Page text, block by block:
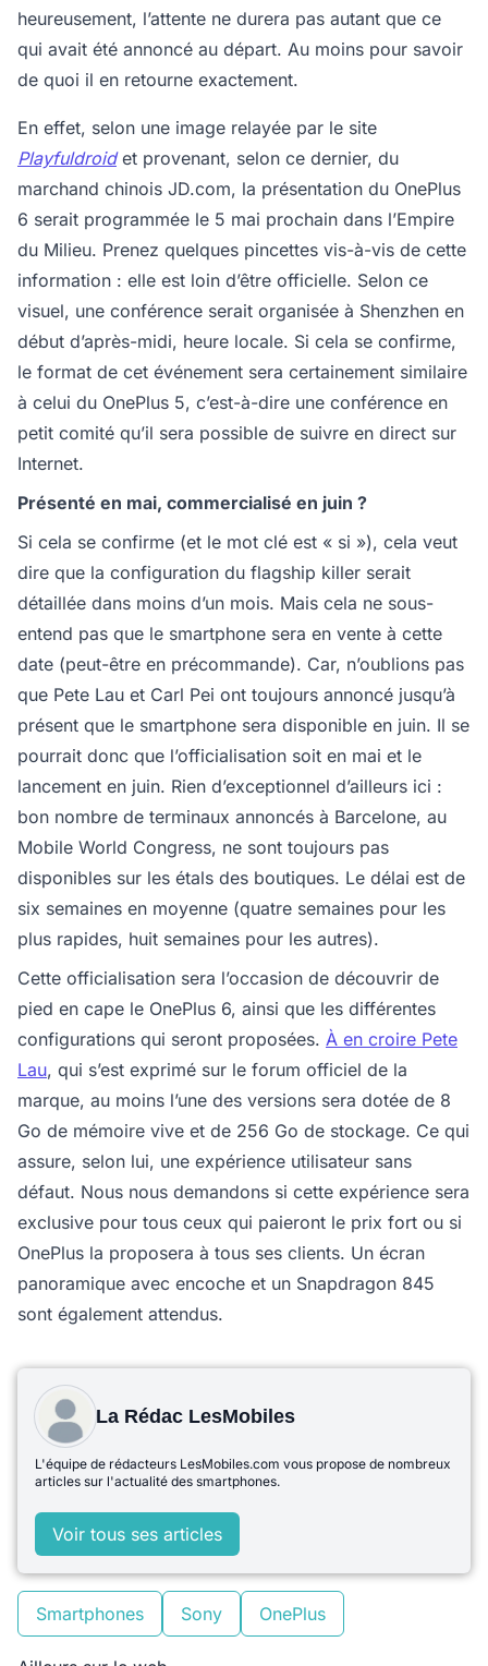
heureusement, l’attente ne durera pas autant que ce
qui avait été annoncé au départ. Au moins pour savoir
de quoi il en retourne exactement.
En effet, selon une image relayée par le site
Playfuldroidet provenant, selon ce dernier, du
marchand chinois JD.com, la présentation du OnePlus
6 serait programmée le 5 mai prochain dans l’Empire
du Milieu. Prenez quelques pincettes vis-à-vis de cette
information : elle est loin d’être officielle. Selon ce
visuel, une conférence serait organisée à Shenzhen en
début d’après-midi, heure locale. Si cela se confirme,
le format de cet événement sera certainement similaire
à celui du OnePlus 5, c’est-à-dire une conférence en
petit comité qu’il sera possible de suivre en direct sur
Internet.
Présenté en mai, commercialisé en juin ?
Si cela se confirme (et le mot clé est « si »), cela veut
dire que la configuration du flagship killer serait
détaillée dans moins d’un mois. Mais cela ne sous-
entend pas que le smartphone sera en vente à cette
date (peut-être en précommande). Car, n’oublions pas
que Pete Lau et Carl Pei ont toujours annoncé jusqu’à
présent que le smartphone sera disponible en juin. Il se
pourrait donc que l’officialisation soit en mai et le
lancement en juin. Rien d’exceptionnel d’ailleurs ici :
bon nombre de terminaux annoncés à Barcelone, au
Mobile World Congress, ne sont toujours pas
disponibles sur les étals des boutiques. Le délai est de
six semaines en moyenne (quatre semaines pour les
plus rapides, huit semaines pour les autres).
Cette officialisation sera l’occasion de découvrir de
pied en cape le OnePlus 6, ainsi que les différentes
configurations qui seront proposées. À en croire Pete
Lau, qui s’est exprimé sur le forum officiel de la
marque, au moins l’une des versions sera dotée de 8
Go de mémoire vive et de 256 Go de stockage. Ce qui
assure, selon lui, une expérience utilisateur sans
défaut. Nous nous demandons si cette expérience sera
exclusive pour tous ceux qui paieront le prix fort ou si
OnePlus la proposera à tous ses clients. Un écran
panoramique avec encoche et un Snapdragon 845
sont également attendus.
La Rédac LesMobiles
L'équipe de rédacteurs LesMobiles.com vous propose de nombreux
articles sur l'actualité des smartphones.
Voir tous ses articles
Smartphones Sony OnePlus